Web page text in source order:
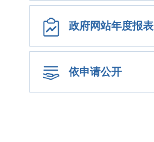
政府网站年度报表
依申请公开